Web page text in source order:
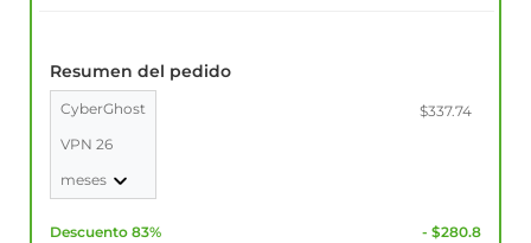
Resumen del pedido
CyberGhost
VPN 26
meses
$337.74
Descuento 83% - $280.8